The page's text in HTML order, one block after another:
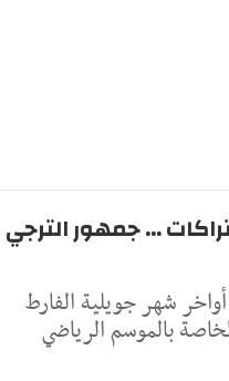
... جمهور الترجي
شهر جويلية الفارط
بالموسم الرياضي